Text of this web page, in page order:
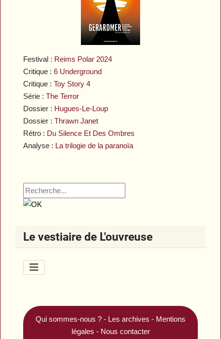
Festival : Reims Polar 2024
Critique :6 Underground
Critique :Toy Story 4
Série :The Terror
Dossier : Hugues-Le-Loup
Dossier :Thrawn Janet
Rétro : Du Silence Et Des Ombres
Analyse : La trilogie de la paranoïa
Le vestiaire de L'ouvreuse
Qui sommes-nous ? - Les archives - Mentions
légales - Nous contacter